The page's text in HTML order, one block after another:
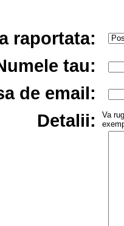
raportata:
tau:
de email:
Detalii:
Va